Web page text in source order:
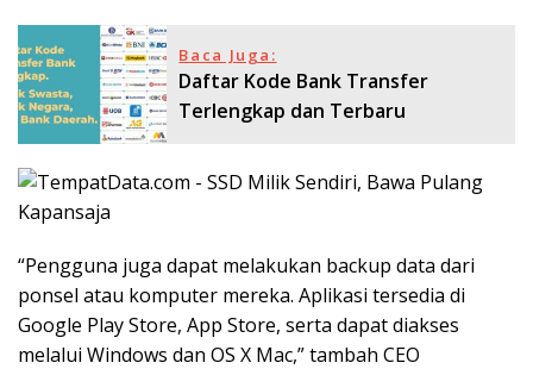
Baca Juga:
Daftar Kode Bank Transfer
Terlengkap dan Terbaru
“Pengguna juga dapat melakukan backup data dari
ponsel atau komputer mereka. Aplikasi tersedia di
Google Play Store, App Store, serta dapat diakses
melalui Windows dan OS X Mac,” tambah CEO